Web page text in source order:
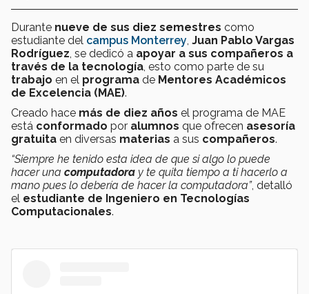
Durante nueve de sus diez semestres como
estudiante del campus Monterrey Juan Pablo Vargas
Rodríguez , se dedicó a apoyar a sus compañeros a
través de la tecnología , esto como parte de su
trabajo en el programa de Mentores Académicos
de Excelencia (MAE).
Creado hace más de diez años el programa de MAE
está conformado por alumnos que ofrecen asesoría
gratuita en diversas materias a sus compañeros.
“Siempre he tenido esta idea de que si algo lo puede
hacer una computadora y te quita tiempo a ti hacerlo a
mano pues lo debería de hacer la computadora”, detalló
el estudiante de Ingeniero en Tecnologías
Computacionales.